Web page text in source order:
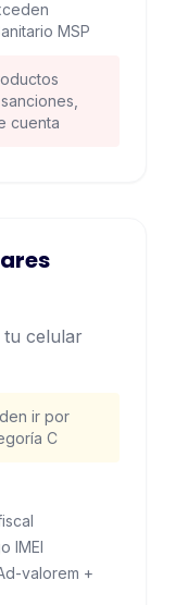
MSP
cuenta
tu celular
ir por
C
IMEI
valorem +